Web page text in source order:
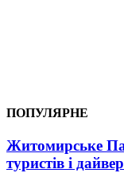
ПОПУЛЯРНЕ
Житомирське
туристів і